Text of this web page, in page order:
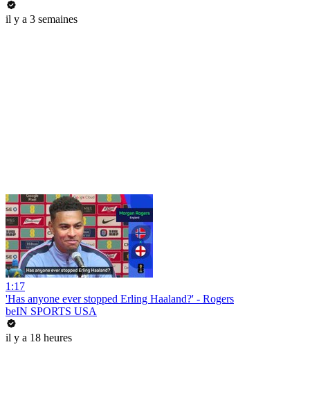
il y a 3 semaines
1:17
'Has anyone ever stopped Erling Haaland?' - Rogers
beIN SPORTS USA
il y a 18 heures